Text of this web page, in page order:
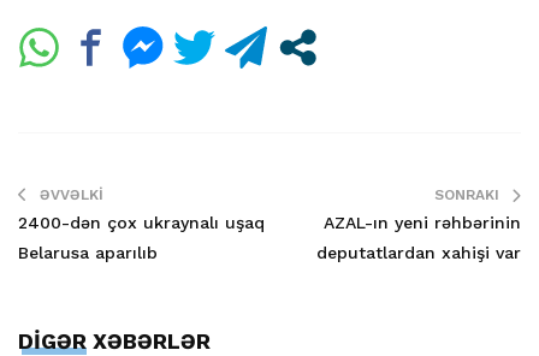
ƏVVƏLKI
2400-dən çox ukraynalı uşaq
Belarusa aparılıb
SONRAKI
AZAL-ın yeni rəhbərinin
deputatlardan xahişi var
DİGƏR XƏBƏRLƏR